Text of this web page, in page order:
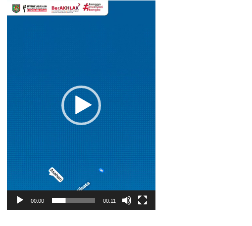
Pemutar
Video
00:00 00:11